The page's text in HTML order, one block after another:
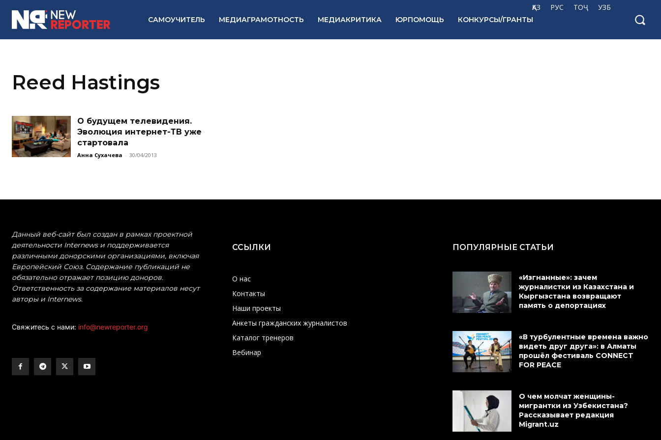
ҚАЗ РУС ТОҶ УЗБ
САМОУЧИТЕЛЬ МЕДИАГРАМОТНОСТЬ МЕДИАКРИТИКА ЮРПОМОЩЬ КОНКУРСЫ/ГРАНТЫ
Reed Hastings
О будущем телевидения.
Эволюция интернет-ТВ уже
стартовала
Анна Сухачева - 30/04/2013
Данный веб-сайт был создан в рамках проектной
деятельности Internews и поддерживается
различными донорскими организациями, включая
Европейский Союз. Содержание публикаций не
обязательно отражает позицию доноров.
Ответственность за содержание материалов несут
авторы и Internews.
Свяжитесь с нами: info@newreporter.org
ССЫЛКИ
О нас
Контакты
Наши проекты
Анкеты гражданских журналистов
Каталог тренеров
Вебинар
ПОПУЛЯРНЫЕ СТАТЬИ
«Изгнанные»: зачем
журналистки из Казахстана и
Кыргызстана возвращают
память о депортациях
«В турбулентные времена важно
видеть друг друга»: в Алматы
прошёл фестиваль CONNECT
FOR PEACE
О чем молчат женщины-
мигрантки из Узбекистана?
Рассказывает редакция
Migrant.uz